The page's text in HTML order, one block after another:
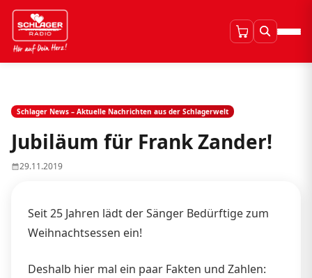
Schlager News – Aktuelle Nachrichten aus der Schlagerwelt
Jubiläum für Frank Zander!
29.11.2019
Seit 25 Jahren lädt der Sänger Bedürftige zum
Weihnachtsessen ein!
Deshalb hier mal ein paar Fakten und Zahlen: